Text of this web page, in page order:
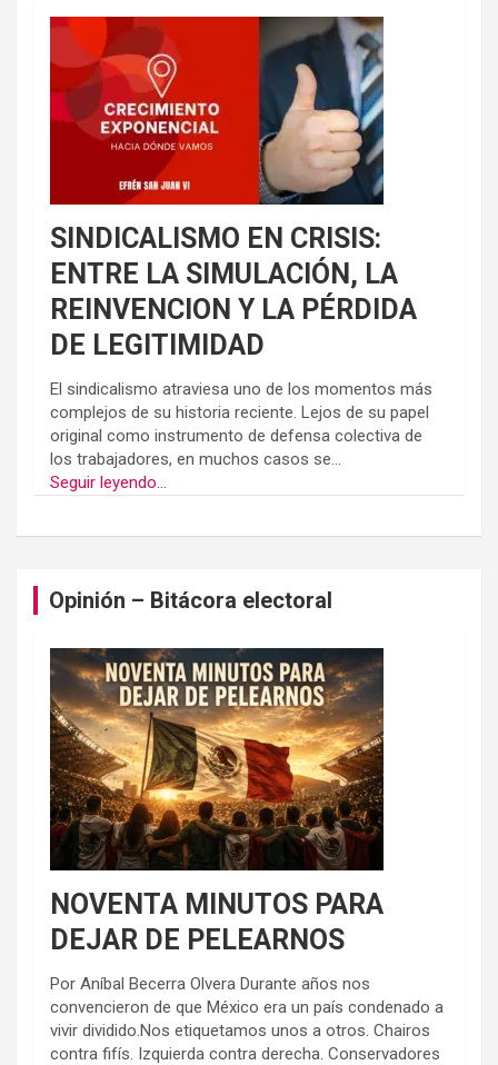
SINDICALISMO EN CRISIS:
ENTRE LA SIMULACIÓN, LA
REINVENCION Y LA PÉRDIDA
DE LEGITIMIDAD
El sindicalismo atraviesa uno de los momentos más
complejos de su historia reciente. Lejos de su papel
original como instrumento de defensa colectiva de
los trabajadores, en muchos casos se...
Seguir leyendo...
Opinión – Bitácora electoral
NOVENTA MINUTOS PARA
DEJAR DE PELEARNOS
Por Aníbal Becerra Olvera Durante años nos
convencieron de que México era un país condenado a
vivir dividido.Nos etiquetamos unos a otros. Chairos
contra fifís. Izquierda contra derecha. Conservadores